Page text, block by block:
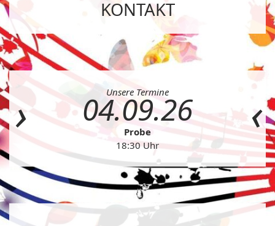
KONTAKT
Unsere Termine
04.09.26
Probe
18:30 Uhr